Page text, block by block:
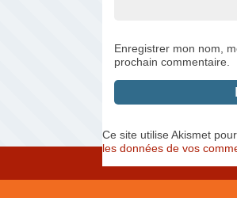
Enregistrer mon nom,
prochain commentaire.
Ce site utilise Akismet
les données de vos